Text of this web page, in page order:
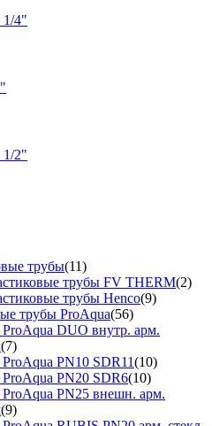
1/4"
1/2"
трубы(11)
трубы FV THERM(2)
трубы Henco(9)
трубы ProAqua(56)
DUO внутр. арм.
(7)
PN10 SDR11(10)
PN20 SDR6(10)
PN25 внешн. арм.
(9)